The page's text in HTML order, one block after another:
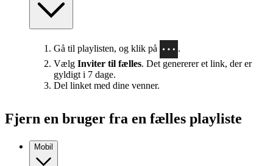
Gå til playlisten, og klik på
.
Vælg Inviter til fælles. Det genererer et link, der er
gyldigt i 7 dage.
Del linket med dine venner.
Fjern en bruger fra en fælles playliste
Mobil